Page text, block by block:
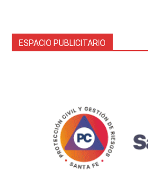
ESPACIO PUBLICITARIO